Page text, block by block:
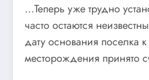
…Теперь уже трудно
часто остаются
дату основания поселка
месторождения принято